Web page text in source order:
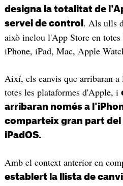
designa la totalitat de
servei de control . Als ulls
això inclou l'App Store en
iPhone, iPad, Mac, Apple
Així, els canvis que arribaran
totes les plataformes d'Apple, i
arribaran només a
comparteix gran part del
iPadOS.
Amb el context anterior en
establert la llista de